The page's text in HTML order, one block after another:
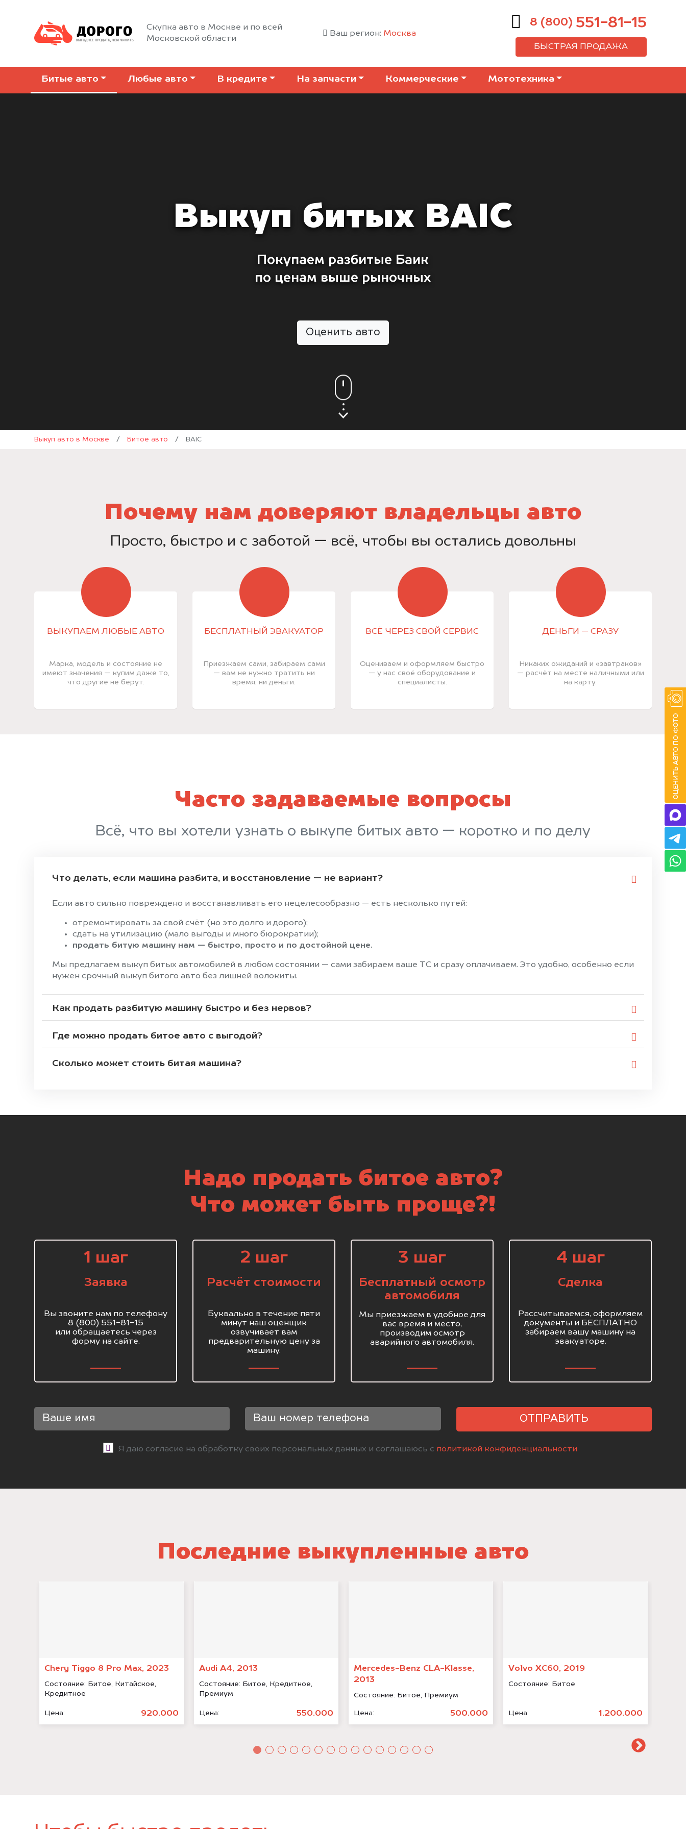
Скупка авто в Москве и по всей
Московской области
Ваш регион: Москва
8 (800) 551-81-15
БЫСТРАЯ ПРОДАЖА
Битые авто Любые авто В кредите На запчасти Коммерческие Мототехника
Выкуп битых BAIC
Покупаем разбитые Баик
по ценам выше рыночных
Оценить авто
Выкуп авто в Москве / Битое авто / BAIC
Почему нам доверяют владельцы авто
Просто, быстро и с заботой — всё, чтобы вы остались довольны
ВЫКУПАЕМ ЛЮБЫЕ АВТО
Марка, модель и состояние не
имеют значения — купим даже то,
что другие не берут.
БЕСПЛАТНЫЙ ЭВАКУАТОР
Приезжаем сами, забираем сами
— вам не нужно тратить ни
время, ни деньги.
ВСЁ ЧЕРЕЗ СВОЙ СЕРВИС
Оцениваем и оформляем быстро
— у нас своё оборудование и
специалисты.
ДЕНЬГИ — СРАЗУ
Никаких ожиданий и «завтраков»
— расчёт на месте наличными или
на карту.
Часто задаваемые вопросы
Всё, что вы хотели узнать о выкупе битых авто — коротко и по делу
Что делать, если машина разбита, и восстановление — не вариант?
Если авто сильно повреждено и восстанавливать его нецелесообразно — есть несколько путей:
отремонтировать за свой счёт (но это долго и дорого);
сдать на утилизацию (мало выгоды и много бюрократии);
продать битую машину нам — быстро, просто и по достойной цене.
Мы предлагаем выкуп битых автомобилей в любом состоянии — сами забираем ваше ТС и сразу оплачиваем. Это удобно, особенно если
нужен срочный выкуп битого авто без лишней волокиты.
Как продать разбитую машину быстро и без нервов?
Где можно продать битое авто с выгодой?
Сколько может стоить битая машина?
Надо продать битое авто?
Что может быть проще?!
1 шаг
Заявка
Вы звоните нам по телефону
8 (800) 551-81-15
или обращаетесь через
форму на сайте.
2 шаг
Расчёт стоимости
Буквально в течение пяти
минут наш оценщик
озвучивает вам
предварительную цену за
машину.
3 шаг
Бесплатный осмотр
автомобиля
Мы приезжаем в удобное для
вас время и место,
производим осмотр
аварийного автомобиля.
4 шаг
Сделка
Рассчитываемся, оформляем
документы и БЕСПЛАТНО
забираем вашу машину на
эвакуаторе.
ОТПРАВИТЬ
Я даю согласие на обработку своих персональных данных и соглашаюсь с политикой конфиденциальности
Последние выкупленные авто
Chery Tiggo 8 Pro Max, 2023
Состояние: Битое, Китайское,
Кредитное
Цена: 920.000
Audi A4, 2013
Состояние: Битое, Кредитное,
Премиум
Цена: 550.000
Mercedes-Benz CLA-Klasse,
2013
Состояние: Битое, Премиум
Цена: 500.000
Volvo XC60, 2019
Состояние: Битое
Цена: 1.200.000